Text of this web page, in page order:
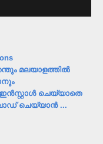
മലയാളത്തിൽ
| ഇൻസ്റ്റാൾ ചെയ്യാതെ
ചെയ്യാൻ ...